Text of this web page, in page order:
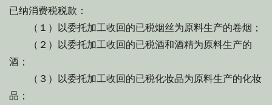
已纳消费税税款：
（１）以委托加工收回的已税烟丝为原料生产的卷烟；
（２）以委托加工收回的已税酒和酒精为原料生产的
酒；
（３）以委托加工收回的已税化妆品为原料生产的化妆
品；